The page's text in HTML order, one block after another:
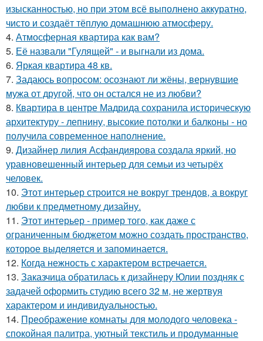
изысканностью, но при этом всё выполнено аккуратно,
чисто и создаёт тёплую домашнюю атмосферу.
4. Атмосферная квартира как вам?
5. Её назвали "Гулящей" - и выгнали из дома.
6. Яркая квартира 48 кв.
7. Задаюсь вопросом: осознают ли жёны, вернувшие
мужа от другой, что он остался не из любви?
8. Квартира в центре Мадрида сохранила историческую
архитектуру - лепнину, высокие потолки и балконы - но
получила современное наполнение.
9. Дизайнер лилия Асфандиярова создала яркий, но
уравновешенный интерьер для семьи из четырёх
человек.
10. Этот интерьер строится не вокруг трендов, а вокруг
любви к предметному дизайну.
11. Этот интерьер - пример того, как даже с
ограниченным бюджетом можно создать пространство,
которое выделяется и запоминается.
12. Когда нежность с характером встречается.
13. Заказчица обратилась к дизайнеру Юлии поздняк с
задачей оформить студию всего 32 м, не жертвуя
характером и индивидуальностью.
14. Преображение комнаты для молодого человека -
спокойная палитра, уютный текстиль и продуманные